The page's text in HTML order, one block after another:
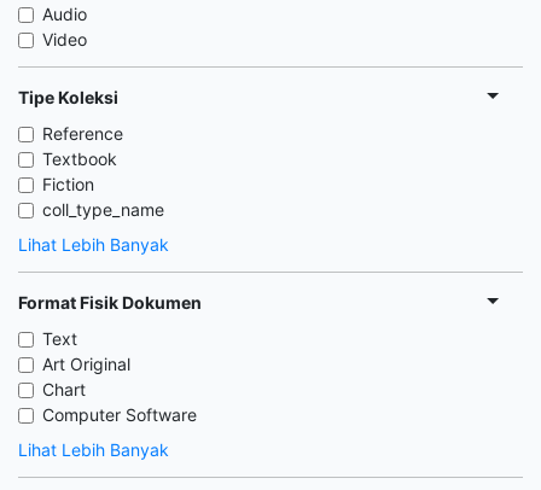
Audio
Video
Tipe Koleksi
Reference
Textbook
Fiction
coll_type_name
Lihat Lebih Banyak
Format Fisik Dokumen
Text
Art Original
Chart
Computer Software
Lihat Lebih Banyak